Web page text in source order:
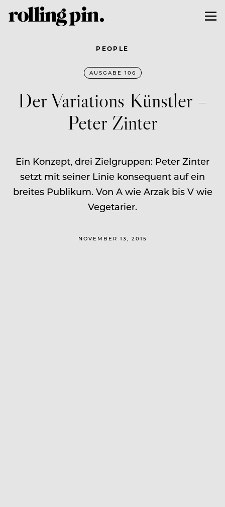
PEOPLE
AUSGABE 106
Der Variations Künstler –
Peter Zinter
Ein Konzept, drei Zielgruppen: Peter Zinter
setzt mit seiner Linie konsequent auf ein
breites Publikum. Von A wie Arzak bis V wie
Vegetarier.
NOVEMBER 13, 2015